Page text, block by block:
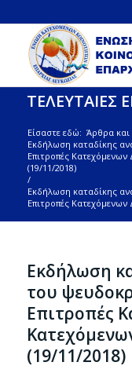
ΤΕΛΕΥΤΑΙΕΣ
Είσαστε εδώ: Άρθρα και
Εκδήλωση καταδίκης
Επιτροπές
(19/11/2018)
/
Εκδήλωση καταδίκης
Επιτροπές
Εκδήλωση
του
Επιτροπές
(19/11/2018)